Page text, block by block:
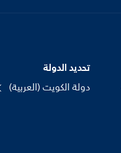
تحديد الدولة
دولة الكويت (العربية)